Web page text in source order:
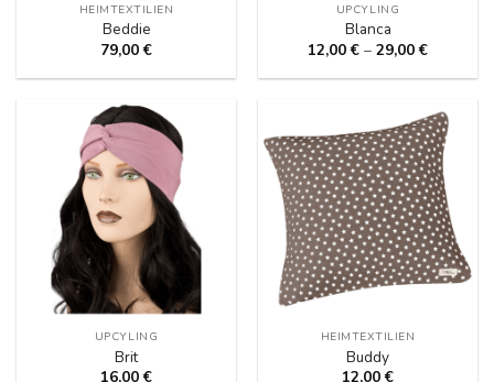
HEIMTEXTILIEN
Beddie
79,00€
UPCYLING
Blanca
12,00€ – 29,00€
UPCYLING
Brit
16,00€
HEIMTEXTILIEN
Buddy
12,00€